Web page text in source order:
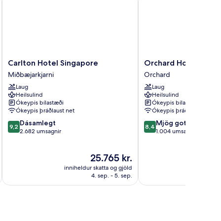
Carlton
Hotel
Singapore
Miðbæjarkjarni
Carlton Hotel Singapore
Miðbæjarkjarni
Laug
Heilsulind
Ókeypis bílastæði
Ókeypis þráðlaust net
9.2
af
9,2 Dásamlegt
2.682 umsagnir
Verðið
er
25.765 kr.
25.765 kr.
inniheldur skatta og gjöld
4. sep. - 5. sep.
Orchard
Hotel
Singapore
Orchard
Orchard Hotel
Orchard
Laug
Heilsulind
Ókeypis bílastæði
Ókeypis þráðlaust net
8.4
af
8,4 Mjög gott
1.004 umsagnir